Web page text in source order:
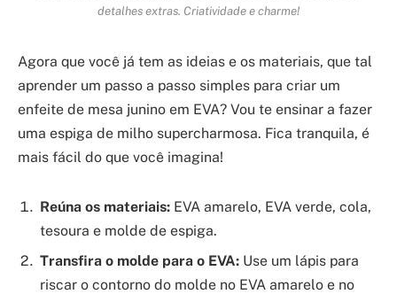
detalhes extras. Criatividade e charme!
Agora que você já tem as ideias e os materiais, que tal
aprender um passo a passo simples para criar um
enfeite de mesa junino em EVA? Vou te ensinar a fazer
uma espiga de milho supercharmosa. Fica tranquila, é
mais fácil do que você imagina!
Reúna os materiais: EVA amarelo, EVA verde, cola,
tesoura e molde de espiga.
Transfira o molde para o EVA: Use um lápis para
riscar o contorno do molde no EVA amarelo e no